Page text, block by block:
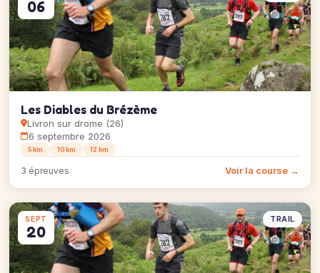
06
Les Diables du Brézème
Livron sur drome (26)
6 septembre 2026
5 km 10 km 12 km
3 épreuves Voir la course →
SEPT
20
TRAIL